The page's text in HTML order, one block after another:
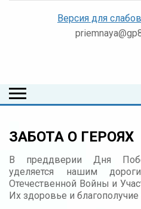
Версия для
ЗАБОТА О ГЕРОЯХ
В преддверии Дня
уделяется нашим
Отечественной Войны и
Их здоровье и